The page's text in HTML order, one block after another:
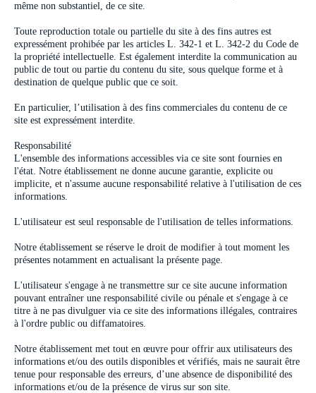
même non substantiel, de ce site.
Toute reproduction totale ou partielle du site à des fins autres est
expressément prohibée par les articles L. 342-1 et L. 342-2 du Code de
la propriété intellectuelle. Est également interdite la communication au
public de tout ou partie du contenu du site, sous quelque forme et à
destination de quelque public que ce soit.
En particulier, l’utilisation à des fins commerciales du contenu de ce
site est expressément interdite.
Responsabilité
L'ensemble des informations accessibles via ce site sont fournies en
l'état. Notre établissement ne donne aucune garantie, explicite ou
implicite, et n'assume aucune responsabilité relative à l'utilisation de ces
informations.
L'utilisateur est seul responsable de l'utilisation de telles informations.
Notre établissement se réserve le droit de modifier à tout moment les
présentes notamment en actualisant la présente page.
L'utilisateur s'engage à ne transmettre sur ce site aucune information
pouvant entraîner une responsabilité civile ou pénale et s'engage à ce
titre à ne pas divulguer via ce site des informations illégales, contraires
à l'ordre public ou diffamatoires.
Notre établissement met tout en œuvre pour offrir aux utilisateurs des
informations et/ou des outils disponibles et vérifiés, mais ne saurait être
tenue pour responsable des erreurs, d’une absence de disponibilité des
informations et/ou de la présence de virus sur son site.